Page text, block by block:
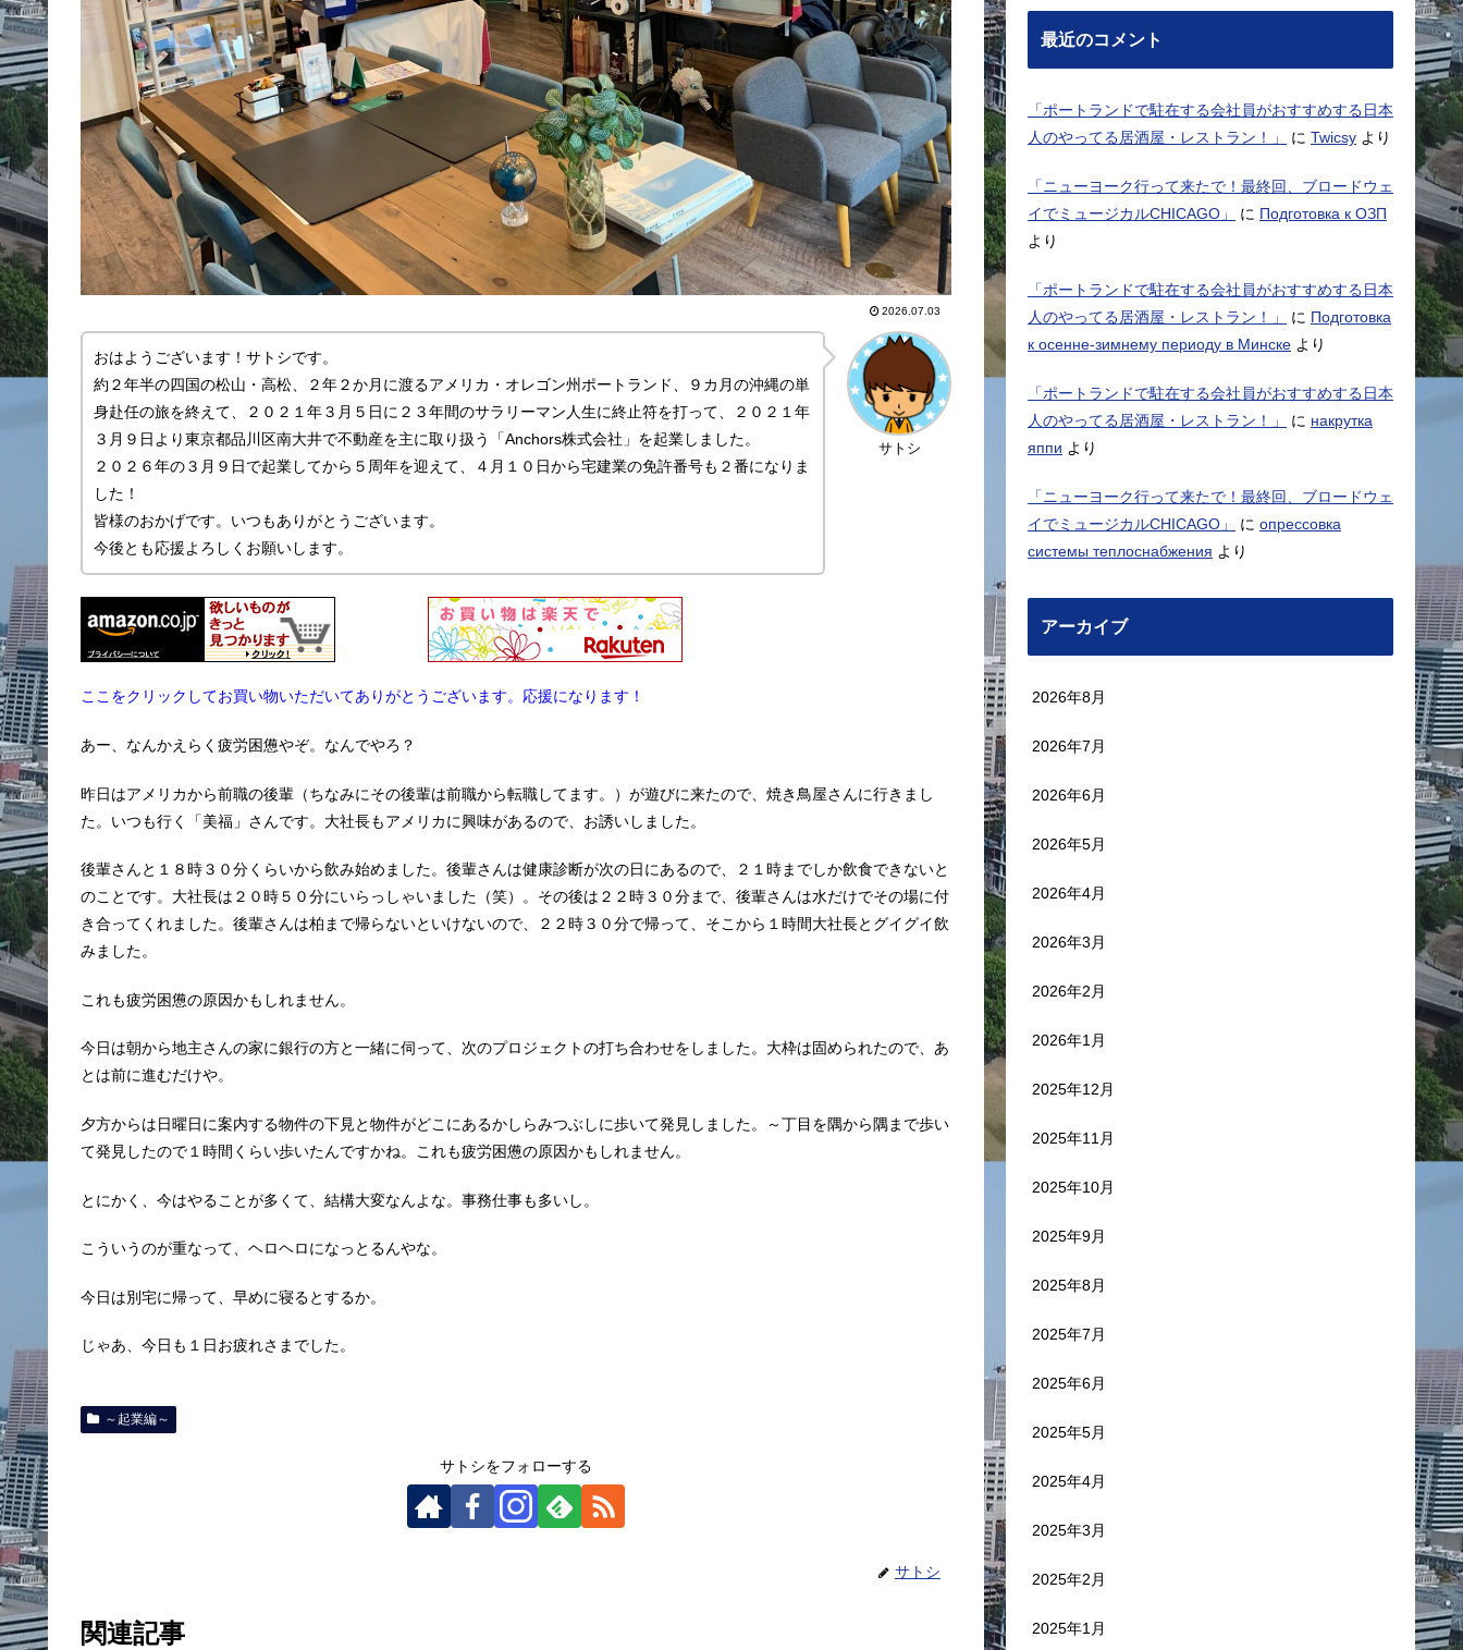
2026.07.03
サトシ
おはようございます！サトシです。
約２年半の四国の松山・高松、２年２か月に渡るアメリカ・オレゴン州ポートランド、９カ月の沖縄の単
身赴任の旅を終えて、２０２１年３月５日に２３年間のサラリーマン人生に終止符を打って、２０２１年
３月９日より東京都品川区南大井で不動産を主に取り扱う「Anchors株式会社」を起業しました。
２０２６年の３月９日で起業してから５周年を迎えて、４月１０日から宅建業の免許番号も２番になりま
した！
皆様のおかげです。いつもありがとうございます。
今後とも応援よろしくお願いします。
ここをクリックしてお買い物いただいてありがとうございます。応援になります！
あー、なんかえらく疲労困憊やぞ。なんでやろ？
昨日はアメリカから前職の後輩（ちなみにその後輩は前職から転職してます。）が遊びに来たので、焼き鳥屋さんに行きまし
た。いつも行く「美福」さんです。大社長もアメリカに興味があるので、お誘いしました。
後輩さんと１８時３０分くらいから飲み始めました。後輩さんは健康診断が次の日にあるので、２１時までしか飲食できないと
のことです。大社長は２０時５０分にいらっしゃいました（笑）。その後は２２時３０分まで、後輩さんは水だけでその場に付
き合ってくれました。後輩さんは柏まで帰らないといけないので、２２時３０分で帰って、そこから１時間大社長とグイグイ飲
みました。
これも疲労困憊の原因かもしれません。
今日は朝から地主さんの家に銀行の方と一緒に伺って、次のプロジェクトの打ち合わせをしました。大枠は固められたので、あ
とは前に進むだけや。
夕方からは日曜日に案内する物件の下見と物件がどこにあるかしらみつぶしに歩いて発見しました。～丁目を隅から隅まで歩い
て発見したので１時間くらい歩いたんですかね。これも疲労困憊の原因かもしれません。
とにかく、今はやることが多くて、結構大変なんよな。事務仕事も多いし。
こういうのが重なって、ヘロヘロになっとるんやな。
今日は別宅に帰って、早めに寝るとするか。
じゃあ、今日も１日お疲れさまでした。
～起業編～
サトシをフォローする
サトシ
関連記事
最近のコメント
「ポートランドで駐在する会社員がおすすめする日本
人のやってる居酒屋・レストラン！」
に Twicsy より
「ニューヨーク行って来たで！最終回、ブロードウェ
イでミュージカルCHICAGO」
に Подготовка к ОЗП
より
「ポートランドで駐在する会社員がおすすめする日本
人のやってる居酒屋・レストラン！」
に Подготовка
к осенне-зимнему периоду в Минске より
「ポートランドで駐在する会社員がおすすめする日本
人のやってる居酒屋・レストラン！」
に накрутка
яппи より
「ニューヨーク行って来たで！最終回、ブロードウェ
イでミュージカルCHICAGO」
に опрессовка
системы теплоснабжения より
アーカイブ
2026年8月
2026年7月
2026年6月
2026年5月
2026年4月
2026年3月
2026年2月
2026年1月
2025年12月
2025年11月
2025年10月
2025年9月
2025年8月
2025年7月
2025年6月
2025年5月
2025年4月
2025年3月
2025年2月
2025年1月